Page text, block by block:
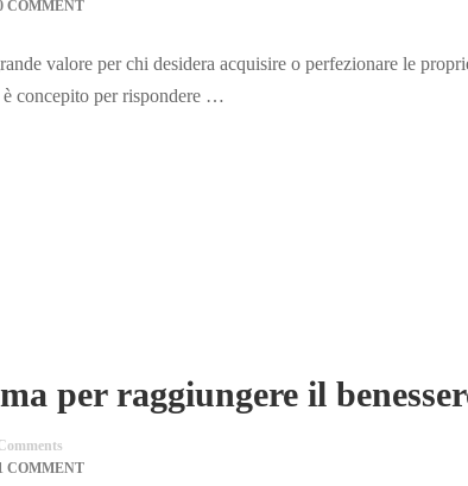
COMMENT
valore per chi desidera acquisire o perfezionare le
concepito per rispondere …
per raggiungere il
COMMENT